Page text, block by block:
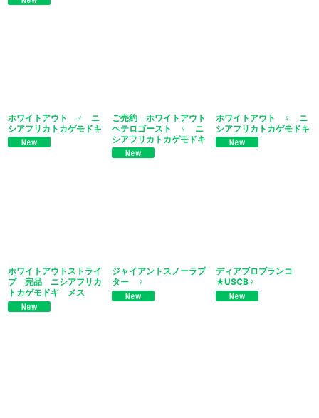
ホワイトアウト ♂ ニ
シアフリカトカゲモドキ
ご売約 ホワイトアウト
ヘテロゴースト ♀ ニ
シアフリカトカゲモドキ
ホワイトアウト ♀ ニ
シアフリカトカゲモドキ
ホワイトアウトストライ
プ 完品 ニシアフリカ
トカゲモドキ メス
ジャイアントスノーラプ
ター ♀
ディアブロブランコ
★USCB♀